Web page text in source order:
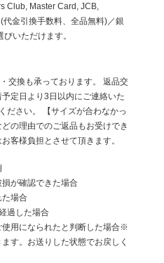
Club, Master Card, JCB,
金引換手数料、全品無料)／銀
いただけます。
交換も承っております。 返品交
定日より3日以内にご連絡いた
ださい。 【サイズが合わなかっ
の理由でのご返品もお受けでき
客様負担とさせて頂きます。
が確認できた場合
た場合
過した場合
使用になられたと判断した場合※
す。お送りした状態でお戻しく